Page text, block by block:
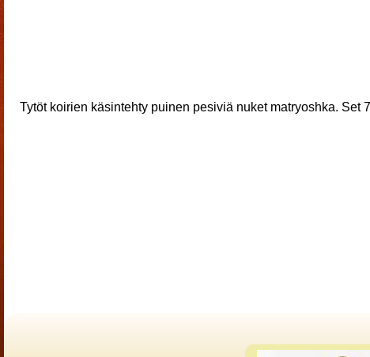
Tytöt koirien käsintehty puinen pesiviä nuket matryoshka. Set